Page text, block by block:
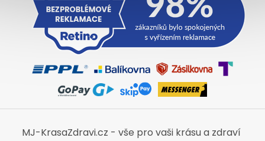
MJ-KrasaZdravi.cz - vše pro vaši krásu a zdraví